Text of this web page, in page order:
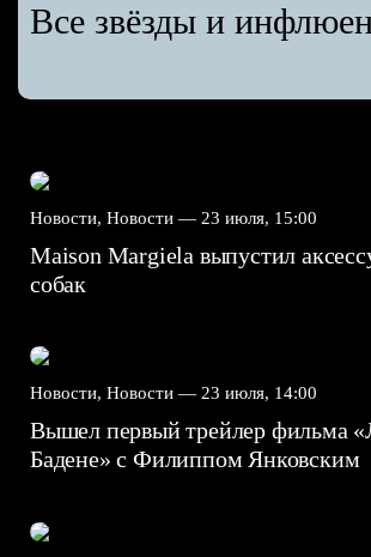
Все звёзды и
Новости, Новости — 23 июля, 15:00
Maison Margiela выпустил
собак
Новости, Новости — 23 июля, 14:00
Вышел первый трейлер фильма
Бадене» с Филиппом Янковским